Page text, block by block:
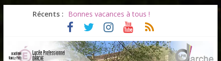
Récents : Bonnes vacances à tous !
Infos rentrée septembre 2026
Soirée d’adieux au Lycée Darche
Les ULiS en haut du podium
Océane et la promotion du bénévolat